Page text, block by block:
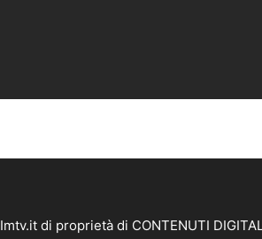
Imtv.it di proprietà di CONTENUTI